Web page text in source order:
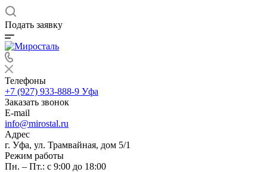
Подать заявку
Телефоны
+7 (927) 933-888-9 Уфа
Заказать звонок
E-mail
info@mirostal.ru
Адрес
г. Уфа, ул. Трамвайная, дом 5/1
Режим работы
Пн. – Пт.: с 9:00 до 18:00